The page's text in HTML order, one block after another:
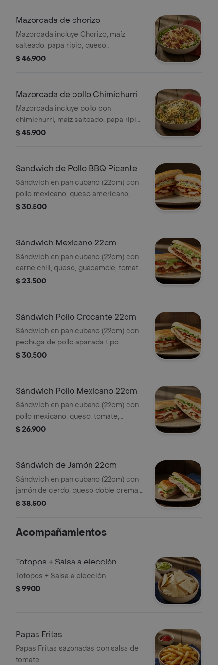
Mazorcada de chorizo
Mazorcada incluye Chorizo, maíz
salteado, papa ripio, queso
mozzarella, lechuga batavia y emulsión
$ 46.900
Mazorcada de pollo Chimichurri
Mazorcada incluye pollo con
chimichurri, maíz salteado, papa ripio,
queso mozzarella, lechuga batavia y
$ 45.900
Sandwich de Pollo BBQ Picante
Sándwich en pan cubano (22cm) con
pollo mexicano, queso americano,
Coleslaw, lechuga, salsa BBQ y salsa
$ 30.500
Sándwich Mexicano 22cm
Sándwich en pan cubano (22cm) con
carne chili, queso, guacamole, tomate,
lechuga y salsa de ajo.
$ 23.500
Sándwich Pollo Crocante 22cm
Sándwich en pan cubano (22cm) con
pechuga de pollo apanada tipo
nashville, queso, tomate, lechuga y
$ 30.500
Sándwich Pollo Mexicano 22cm
Sándwich en pan cubano (22cm) con
pollo mexicano, queso, tomate,
lechuga y salsa de ajo. *Producto
$ 26.900
Sándwich de Jamón 22cm
Sándwich en pan cubano (22cm) con
jamón de cerdo, queso doble crema,
lechuga y salsa de ajo.
$ 38.500
Acompañamientos
Totopos + Salsa a elección
Totopos + Salsa a elección
$ 9900
Papas Fritas
Papas Fritas sazonadas con salsa de
tomate.